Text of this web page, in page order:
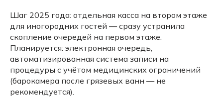
Шаг 2025 года: отдельная касса на втором этаже
для иногородних гостей — сразу устранила
скопление очередей на первом этаже.
Планируется: электронная очередь,
автоматизированная система записи на
процедуры с учётом медицинских ограничений
(барокамера после грязевых ванн — не
рекомендуется).